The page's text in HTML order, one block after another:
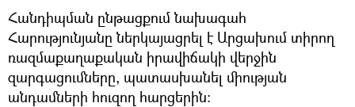
Հանդիպման ընթացքում նախագահ
Հարությունյանը ներկայացրել է Արցախում տիրող
ռազմաքաղաքական իրավիճակի վերջին
զարգացումները, պատասխանել միության
անդամների հուզող հարցերին: